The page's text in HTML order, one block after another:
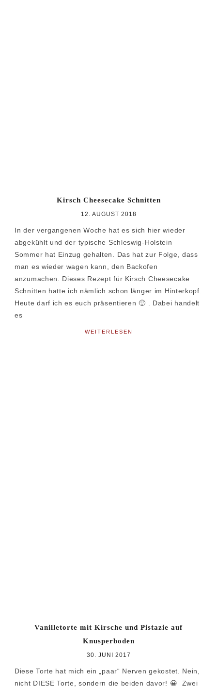
Kirsch Cheesecake Schnitten
12. AUGUST 2018
In der vergangenen Woche hat es sich hier wieder
abgekühlt und der typische Schleswig-Holstein
Sommer hat Einzug gehalten. Das hat zur Folge, dass
man es wieder wagen kann, den Backofen
anzumachen. Dieses Rezept für Kirsch Cheesecake
Schnitten hatte ich nämlich schon länger im Hinterkopf.
Heute darf ich es euch präsentieren 🙂 . Dabei handelt
es
WEITERLESEN
Vanilletorte mit Kirsche und Pistazie auf
Knusperboden
30. JUNI 2017
Diese Torte hat mich ein „paar“ Nerven gekostet. Nein,
nicht DIESE Torte, sondern die beiden davor! 😀 Zwei